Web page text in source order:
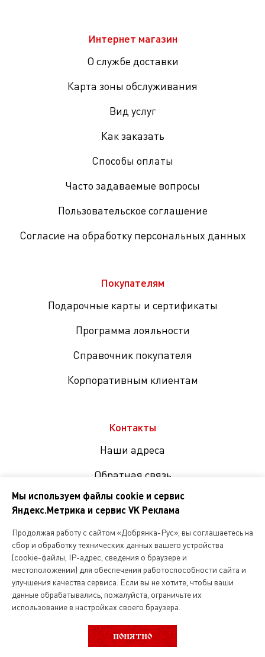
Интернет магазин
О службе доставки
Карта зоны обслуживания
Вид услуг
Как заказать
Способы оплаты
Часто задаваемые вопросы
Пользовательское соглашение
Согласие на обработку персональных данных
Покупателям
Подарочные карты и сертификаты
Программа лояльности
Справочник покупателя
Корпоративным клиентам
Контакты
Наши адреса
Обратная связь
соцсетях
ООО «Русская поварня» 2026
Копирование и любое другое использование информации,
размещенной на сайте Dobryanka-rus.ru
допускается исключительно с письменного разрешения ООО
«Русская поварня»
Мы используем файлы cookie и сервис
Яндекс.Метрика и сервис VK Реклама
Продолжая работу с сайтом «Добрянка-Рус», вы соглашаетесь на
сбор и обработку технических данных вашего устройства
(cookie-файлы, IP-адрес, сведения о браузере и
местоположении) для обеспечения работоспособности сайта и
улучшения качества сервиса. Если вы не хотите, чтобы ваши
данные обрабатывались, пожалуйста, ограничьте их
использование в настройках своего браузера.
ПОНЯТНО